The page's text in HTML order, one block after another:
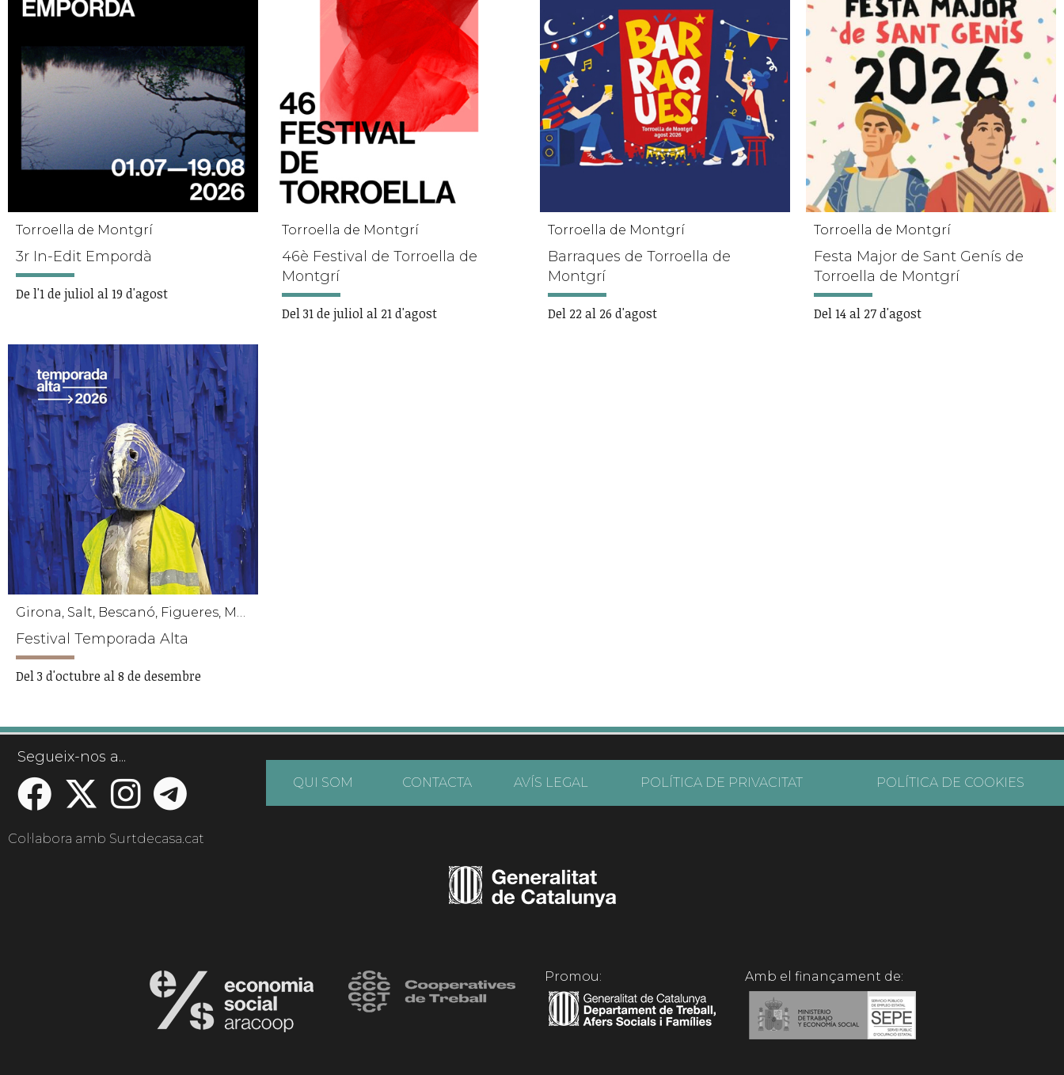
Torroella de Montgrí
3r In-Edit Empordà
De l'1 de juliol al 19 d'agost
Torroella de Montgrí
46è Festival de Torroella de
Montgrí
Del 31 de juliol al 21 d'agost
Torroella de Montgrí
Barraques de Torroella de
Montgrí
Del 22 al 26 d'agost
Torroella de Montgrí
Festa Major de Sant Genís de
Torroella de Montgrí
Del 14 al 27 d'agost
Girona, Salt, Bescanó, Figueres, Maçanet de la Selva, Palafrugell, Sant Gregori, Torroella de Montgrí
Festival Temporada Alta
Del 3 d'octubre al 8 de desembre
Segueix-nos a...
QUI SOM CONTACTA AVÍS LEGAL POLÍTICA DE PRIVACITAT POLÍTICA DE COOKIES
Col·labora amb Surtdecasa.cat
Promou: Amb el finançament de: